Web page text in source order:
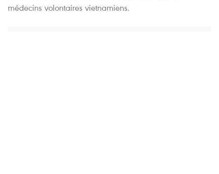
médecins volontaires vietnamiens.